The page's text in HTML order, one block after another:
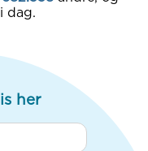
dag.
her